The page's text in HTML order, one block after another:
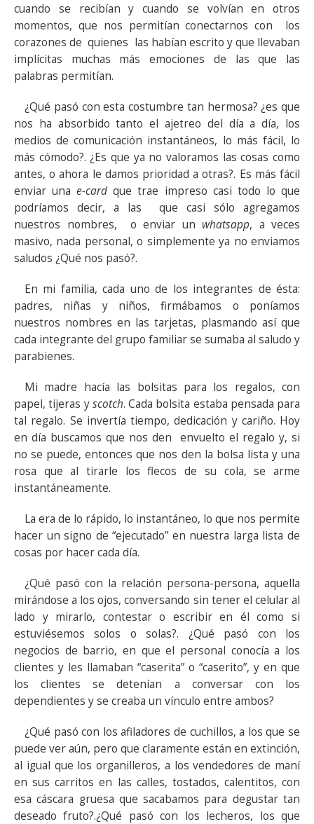
cuando se recibían y cuando se volvían en otros
momentos, que nos permitían conectarnos con los
corazones de quienes las habían escrito y que llevaban
implícitas muchas más emociones de las que las
palabras permitían.
¿Qué pasó con esta costumbre tan hermosa? ¿es que
nos ha absorbido tanto el ajetreo del día a día, los
medios de comunicación instantáneos, lo más fácil, lo
más cómodo?. ¿Es que ya no valoramos las cosas como
antes, o ahora le damos prioridad a otras?. Es más fácil
enviar unae-card que trae impreso casi todo lo que
podríamos decir, a las que casi sólo agregamos
nuestros nombres, o enviar un whatsapp, a veces
masivo, nada personal, o simplemente ya no enviamos
saludos ¿Qué nos pasó?.
En mi familia, cada uno de los integrantes de ésta:
padres, niñas y niños, firmábamos o poníamos
nuestros nombres en las tarjetas, plasmando así que
cada integrante del grupo familiar se sumaba al saludo y
parabienes.
Mi madre hacía las bolsitas para los regalos, con
papel, tijeras yscotch. Cada bolsita estaba pensada para
tal regalo. Se invertía tiempo, dedicación y cariño. Hoy
en día buscamos que nos den envuelto el regalo y, si
no se puede, entonces que nos den la bolsa lista y una
rosa que al tirarle los flecos de su cola, se arme
instantáneamente.
La era de lo rápido, lo instantáneo, lo que nos permite
hacer un signo de “ejecutado” en nuestra larga lista de
cosas por hacer cada día.
¿Qué pasó con la relación persona-persona, aquella
mirándose a los ojos, conversando sin tener el celular al
lado y mirarlo, contestar o escribir en él como si
estuviésemos solos o solas?. ¿Qué pasó con los
negocios de barrio, en que el personal conocía a los
clientes y les llamaban “caserita” o “caserito”, y en que
los clientes se detenían a conversar con los
dependientes y se creaba un vínculo entre ambos?
¿Qué pasó con los afiladores de cuchillos, a los que se
puede ver aún, pero que claramente están en extinción,
al igual que los organilleros, a los vendedores de maní
en sus carritos en las calles, tostados, calentitos, con
esa cáscara gruesa que sacabamos para degustar tan
deseado fruto?.¿Qué pasó con los lecheros, los que